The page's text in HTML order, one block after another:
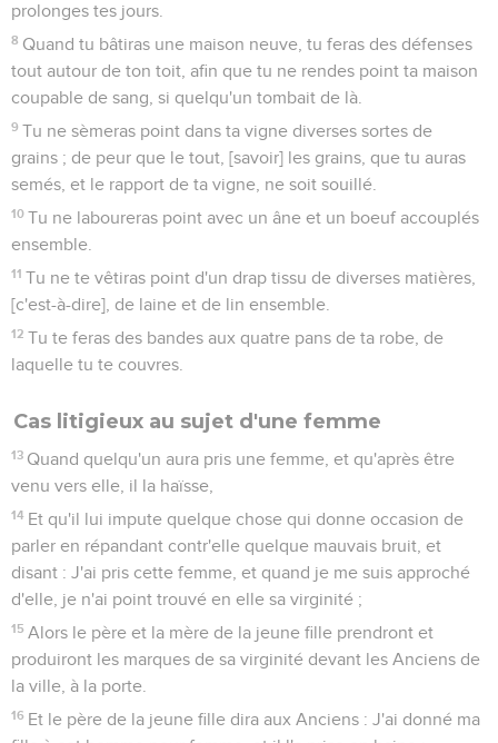
prolonges tes jours.
8 Quand tu bâtiras une maison neuve, tu feras des défenses
tout autour de ton toit, afin que tu ne rendes point ta maison
coupable de sang, si quelqu'un tombait de là.
9 Tu ne sèmeras point dans ta vigne diverses sortes de
grains ; de peur que le tout, [savoir] les grains, que tu auras
semés, et le rapport de ta vigne, ne soit souillé.
10 Tu ne laboureras point avec un âne et un boeuf accouplés
ensemble.
11 Tu ne te vêtiras point d'un drap tissu de diverses matières,
[c'est-à-dire], de laine et de lin ensemble.
12 Tu te feras des bandes aux quatre pans de ta robe, de
laquelle tu te couvres.
Cas litigieux au sujet d'une femme
13 Quand quelqu'un aura pris une femme, et qu'après être
venu vers elle, il la haïsse,
14 Et qu'il lui impute quelque chose qui donne occasion de
parler en répandant contr'elle quelque mauvais bruit, et
disant : J'ai pris cette femme, et quand je me suis approché
d'elle, je n'ai point trouvé en elle sa virginité ;
15 Alors le père et la mère de la jeune fille prendront et
produiront les marques de sa virginité devant les Anciens de
la ville, à la porte.
16 Et le père de la jeune fille dira aux Anciens : J'ai donné ma